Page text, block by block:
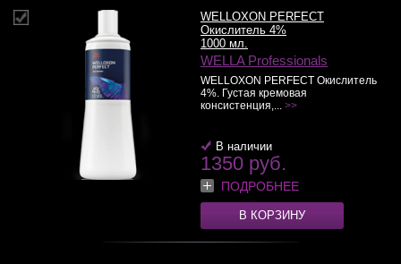
WELLOXON PERFECT
Окислитель 4%
1000 мл.
WELLA Professionals
WELLOXON PERFECT Окислитель
4%. Густая кремовая
консистенция,... >>
В наличии
1350 руб.
ПОДРОБНЕЕ
В КОРЗИНУ